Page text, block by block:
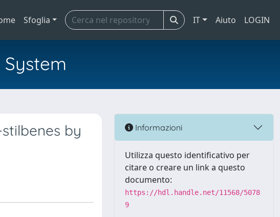
Sfoglia IT Aiuto LOGIN
by
Informazioni
Utilizza questo identificativo per
citare o creare un link a questo
documento:
https://hdl.handle.net/11568/5078
9